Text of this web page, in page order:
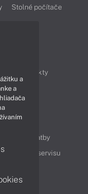
Stolné počítače
Produkty
a platby
Cenník servisu
a
a